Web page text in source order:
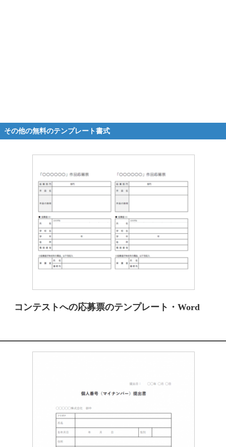
その他の無料のテンプレート書式
コンテストへの応募票のテンプレート・Word